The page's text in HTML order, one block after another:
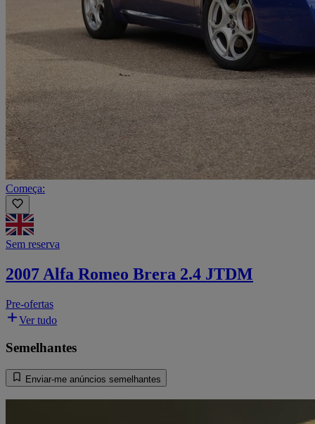
Começa:
Sem reserva
2007 Alfa Romeo Brera 2.4 JTDM
Pre-ofertas
Ver tudo
Semelhantes
Enviar-me anúncios semelhantes